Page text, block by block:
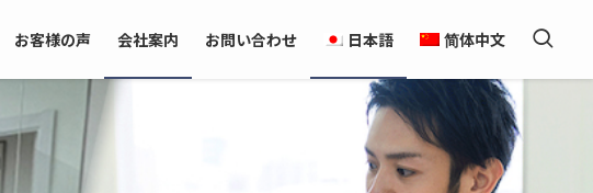
お客様の声 会社案内 お問い合わせ 日本語 简体中文